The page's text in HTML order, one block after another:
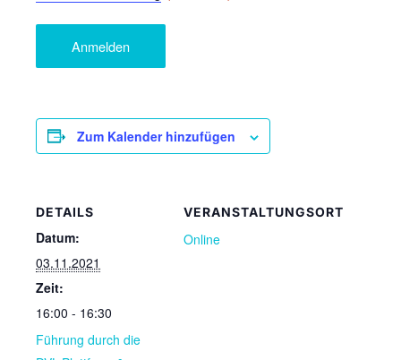
Zum Kalender hinzufügen
DETAILS
Datum:
03.11.2021
Zeit:
16:00 - 16:30
Führung durch die
VERANSTALTUNGSORT
Online